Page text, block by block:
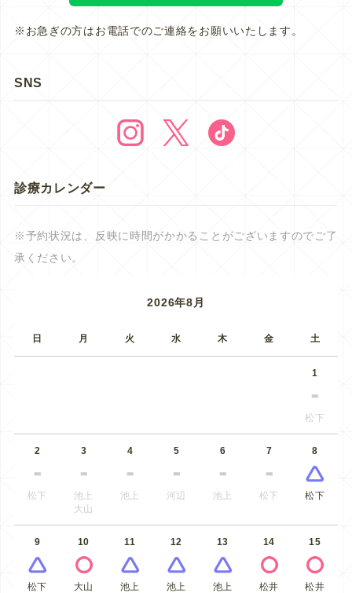
※お急ぎの方はお電話でのご連絡をお願いいたします。
SNS
診療カレンダー
※予約状況は、反映に時間がかかることがございますのでご了
承ください。
2026年8月
日 月 火 水 木 金 土
1
松下
2
松下
3
池上
大山
4
池上
5
河辺
6
池上
7
松下
8
松下
9
松下
10
大山
11
池上
12
池上
13
池上
14
松井
15
松井